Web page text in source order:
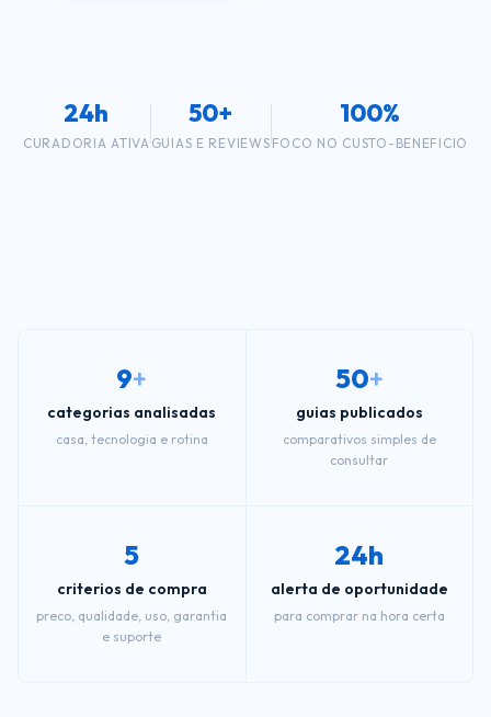
24h
CURADORIA ATIVA
50+
GUIAS E REVIEWS
100%
FOCO NO CUSTO-BENEFICIO
9+
categorias analisadas
casa, tecnologia e rotina
50+
guias publicados
comparativos simples de
consultar
5
criterios de compra
preco, qualidade, uso, garantia
e suporte
24h
alerta de oportunidade
para comprar na hora certa